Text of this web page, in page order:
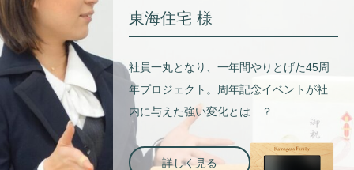
東海住宅 様
社員一丸となり、一年間やりとげた45周
年プロジェクト。周年記念イベントが社
内に与えた強い変化とは…？
詳しく見る